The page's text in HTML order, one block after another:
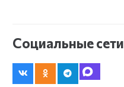
Социальные сети